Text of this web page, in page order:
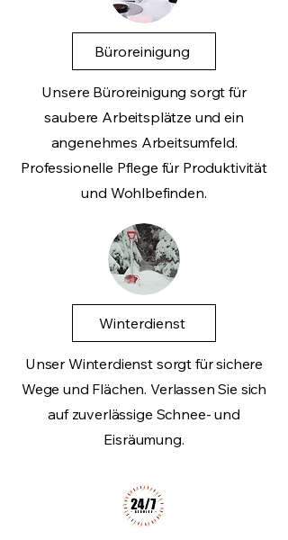
Büroreinigung
Unsere Büroreinigung sorgt für
saubere Arbeitsplätze und ein
angenehmes Arbeitsumfeld.
Professionelle Pflege für Produktivität
und Wohlbefinden.
Winterdienst
Unser Winterdienst sorgt für sichere
Wege und Flächen. Verlassen Sie sich
auf zuverlässige Schnee- und
Eisräumung.